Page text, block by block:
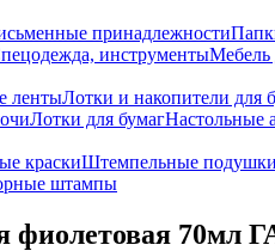
принадлежности
инструментыМебель
лентыЛотки и накопители для
Лотки для бумагНастольные
краскиШтемпельные подушки
штампы
фиолетовая 70мл